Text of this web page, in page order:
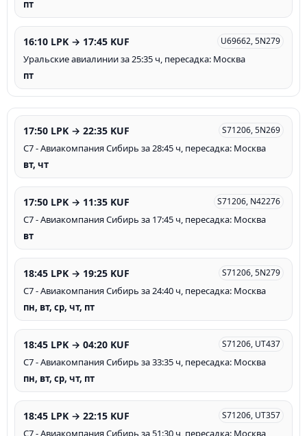
пт
16:10 LPK → 17:45 KUF U69662, 5N279
Уральские авиалинии за 25:35 ч, пересадка: Москва
пт
17:50 LPK → 22:35 KUF S71206, 5N269
С7 - Авиакомпания Сибирь за 28:45 ч, пересадка: Москва
вт, чт
17:50 LPK → 11:35 KUF S71206, N42276
С7 - Авиакомпания Сибирь за 17:45 ч, пересадка: Москва
вт
18:45 LPK → 19:25 KUF S71206, 5N279
С7 - Авиакомпания Сибирь за 24:40 ч, пересадка: Москва
пн, вт, ср, чт, пт
18:45 LPK → 04:20 KUF S71206, UT437
С7 - Авиакомпания Сибирь за 33:35 ч, пересадка: Москва
пн, вт, ср, чт, пт
18:45 LPK → 22:15 KUF S71206, UT357
С7 - Авиакомпания Сибирь за 51:30 ч, пересадка: Москва